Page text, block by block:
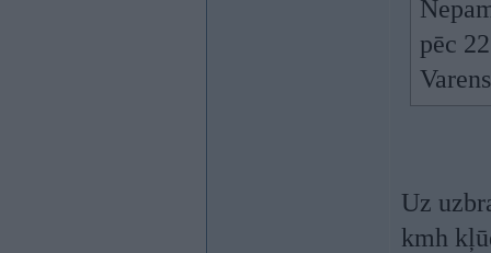
pēc
Uz
kmh